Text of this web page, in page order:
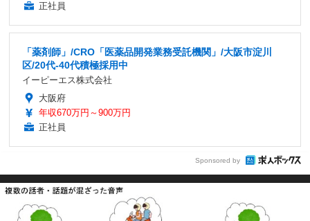
正社員
「薬剤師」/CRO「医薬品開発業務受託機関」/大阪市淀川
区/20代-40代積極採用中
イーピーエス株式会社
大阪府
年収670万円～900万円
正社員
Sponsored by